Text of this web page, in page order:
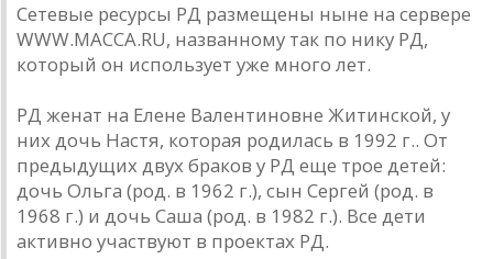
Сетевые ресурсы РД размещены ныне на сервере
WWW.MACCA.RU, названному так по нику РД,
который он использует уже много лет.
РД женат на Елене Валентиновне Житинской, у
них дочь Настя, которая родилась в 1992 г.. От
предыдущих двух браков у РД еще трое детей:
дочь Ольга (род. в 1962 г.), сын Сергей (род. в
1968 г.) и дочь Саша (род. в 1982 г.). Все дети
активно участвуют в проектах РД.